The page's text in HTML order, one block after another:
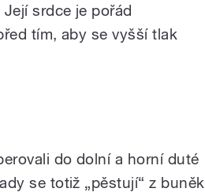
srdce je pořád
tím, aby se vyšší tlak
do dolní a horní duté
se totiž „pěstují“ z buněk